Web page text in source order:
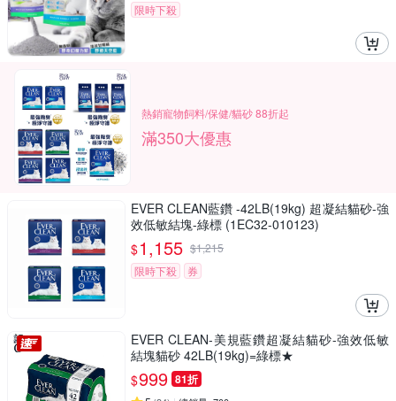
限時下殺
熱銷寵物飼料/保健/貓砂 88折起
滿350大優惠
EVER CLEAN藍鑽 -42LB(19kg) 超凝結貓砂-強
效低敏結塊-綠標 (1EC32-010123)
$1,155 $1,215
限時下殺
券
EVER CLEAN-美規藍鑽超凝結貓砂-強效低敏
結塊貓砂 42LB(19kg)=綠標★
$999 81折